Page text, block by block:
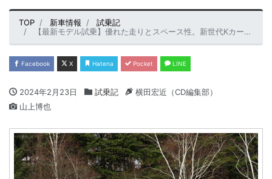
TOP 新車情報
試乗記
【最新モデル試乗】優れた走りとスペース性。新世代Kカーの「ど真ん中」、新型スズキ・スペーシアの優位ポイントを探る
Facebook X Hatena Pocket LINE
2024年2月23日 試乗記
横田宏近（CD編集部）
山上博也